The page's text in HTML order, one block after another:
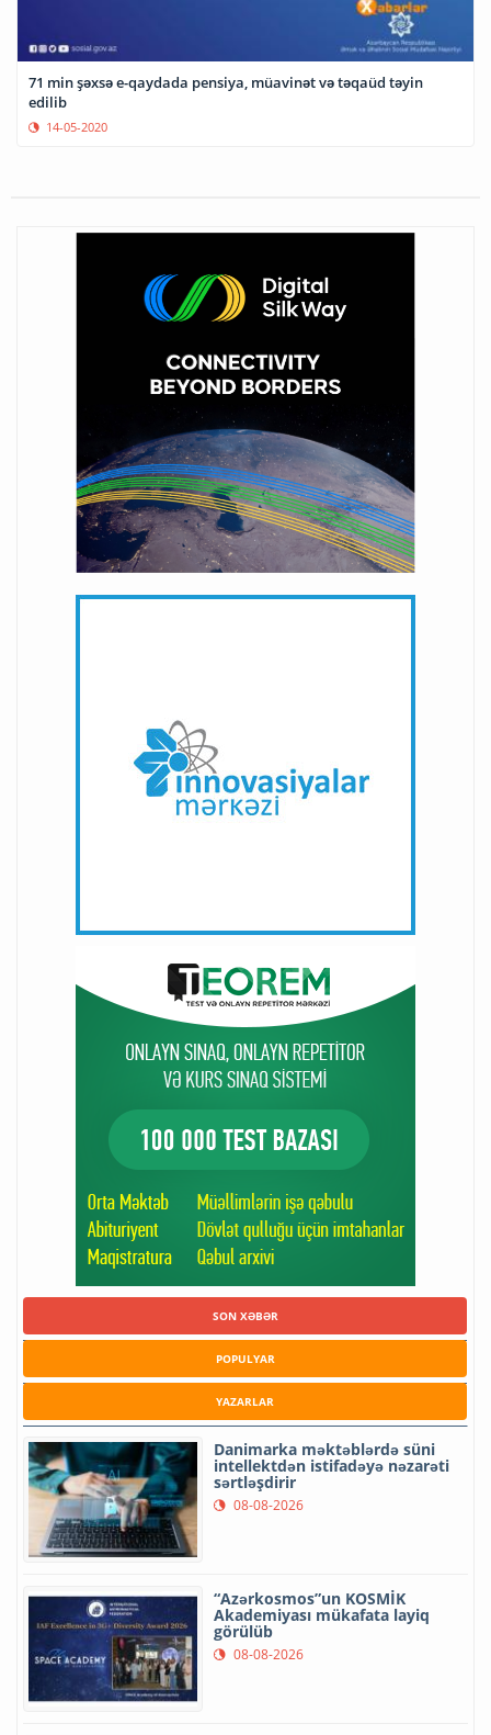
71 min şəxsə e-qaydada pensiya, müavinət və təqaüd təyin
edilib
14-05-2020
SON XƏBƏR
POPULYAR
YAZARLAR
Danimarka məktəblərdə süni
intellektdən istifadəyə nəzarəti
sərtləşdirir
08-08-2026
“Azərkosmos”un KOSMİK
Akademiyası mükafata layiq
görülüb
08-08-2026